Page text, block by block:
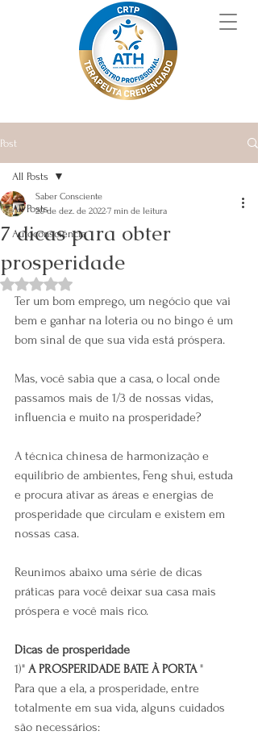
Post
All Posts
Autoconsciência
All Posts
7 dicas para obter
prosperidade
Saber Consciente
20 de dez. de 20227 min de leitura
Avaliado com NaN de 5 estrelas.
Ter um bom emprego, um negócio que vai
bem e ganhar na loteria ou no bingo é um
bom sinal de que sua vida está próspera.
Mas, você sabia que a casa, o local onde
passamos mais de 1/3 de nossas vidas,
influencia e muito na prosperidade?
A técnica chinesa de harmonização e
equilíbrio de ambientes, Feng shui, estuda
e procura ativar as áreas e energias de
prosperidade que circulam e existem em
nossas casa.
Reunimos abaixo uma série de dicas
práticas para você deixar sua casa mais
próspera e você mais rico.
Dicas de prosperidade
1)" A PROSPERIDADE BATE À PORTA "
Para que a ela, a prosperidade, entre
totalmente em sua vida, alguns cuidados
são necessários: